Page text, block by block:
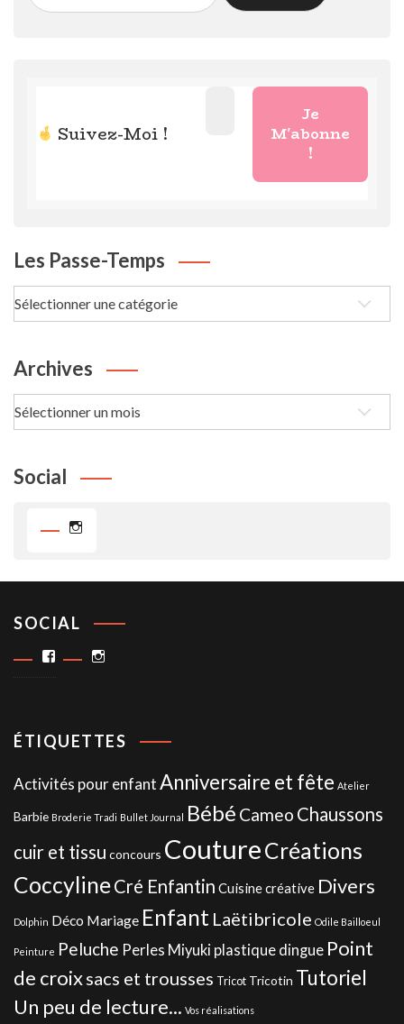
Suivez-Moi !
Les Passe-Temps
Archives
Social
SOCIAL
Facebook
ÉTIQUETTES
Activités pour enfantAnniversaire et fête Atelier
Barbie Broderie Tradi Bullet Journal Bébé Cameo Chaussons
cuir et tissu concours CoutureCréations
CoccylineCré Enfantin Cuisine créative Divers
Dolphin Déco Mariage Enfant Laëtibricole Odile Bailloeul
Peinture Peluche Perles Miyuki plastique dingue Point
de croixsacs et trousses Tricot Tricotin Tutoriel
Un peu de lecture... Vos réalisations